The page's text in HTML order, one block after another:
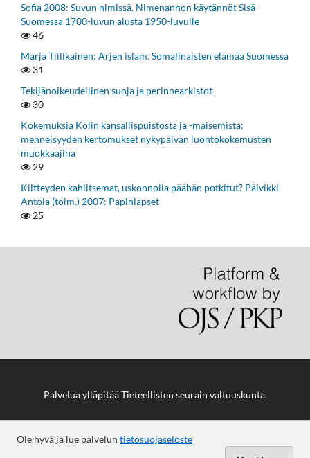
Sofia 2008: Suvun nimissä. Nimenannon käytännöt Sisä-
Suomessa 1700-luvun alusta 1950-luvulle
46
Marja Tiilikainen: Arjen islam. Somalinaisten elämää Suomessa
31
Tekijänoikeudellinen suoja ja perinnearkistot
30
Kokemuksia Kolin kansallispuistosta ja -maisemista:
menneisyyden kertomukset nykypäivän luontokokemusten
muokkaajina
29
Kiltteyden kahlitsemat, uskonnolla päähän potkitut? Päivikki
Antola (toim.) 2007: Papinlapset
25
Ole hyvä ja lue palvelun tietosuojaseloste
Palvelua ylläpitääTieteellisten seurain valtuuskunta.